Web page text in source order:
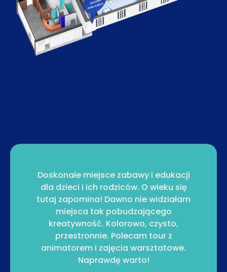
Doskonałe miejsce zabawy i edukacji
dla dzieci i ich rodziców. O wieku się
tutaj zapomina! Dawno nie widziałam
miejsca tak pobudzającego
kreatywność. Kolorowo, czysto,
przestronnie. Polecam tour z
animatorem i zajęcia warsztatowe.
Naprawdę warto!